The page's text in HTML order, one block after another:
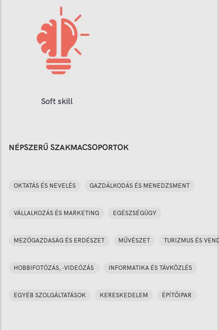
Soft skill
NÉPSZERŰ SZAKMACSOPORTOK
OKTATÁS ÉS NEVELÉS GAZDÁLKODÁS ÉS MENEDZSMENT
VÁLLALKOZÁS ÉS MARKETING EGÉSZSÉGÜGY
MEZŐGAZDASÁG ÉS ERDÉSZET MŰVÉSZET TURIZMUS ÉS
HOBBIFOTÓZÁS, -VIDEÓZÁS INFORMATIKA ÉS TÁVKÖZLÉS
EGYÉB SZOLGÁLTATÁSOK KERESKEDELEM ÉPÍTŐIPAR